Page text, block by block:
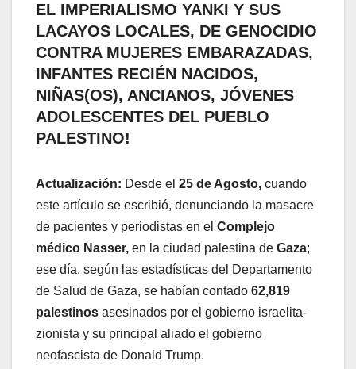
EL IMPERIALISMO YANKI Y SUS
LACAYOS LOCALES, DE GENOCIDIO
CONTRA MUJERES EMBARAZADAS,
INFANTES RECIÉN NACIDOS,
NIÑAS(OS), ANCIANOS, JÓVENES
ADOLESCENTES DEL PUEBLO
PALESTINO!
Actualización: Desde el 25 de Agosto, cuando
este artículo se escribió, denunciando la masacre
de pacientes y periodistas en el Complejo
médico Nasser, en la ciudad palestina de Gaza;
ese día, según las estadísticas del Departamento
de Salud de Gaza, se habían contado 62,819
palestinos asesinados por el gobierno israelita-
zionista y su principal aliado el gobierno
neofascista de Donald Trump.